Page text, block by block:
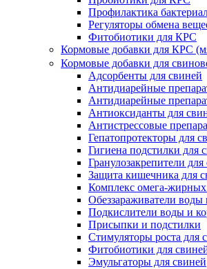
Профилактика
Регуляторы обмена
Фитобиотики для КРС
Кормовые добавки для КРС
Кормовые добавки для
Адсорбенты для свиней
Антидиарейные
Антидиарейные
Антиоксиданты для
Антистрессовые
Гепатопротекторы для
Гигиена подстилки для
Гранулозакрепители для
Защита кишечника для
Комплекс омега-жирных
Обеззараживатели воды
Подкислители воды и
Присыпки и подстилки
Стимуляторы роста для
Фитобиотики для
Эмульгаторы для свиней